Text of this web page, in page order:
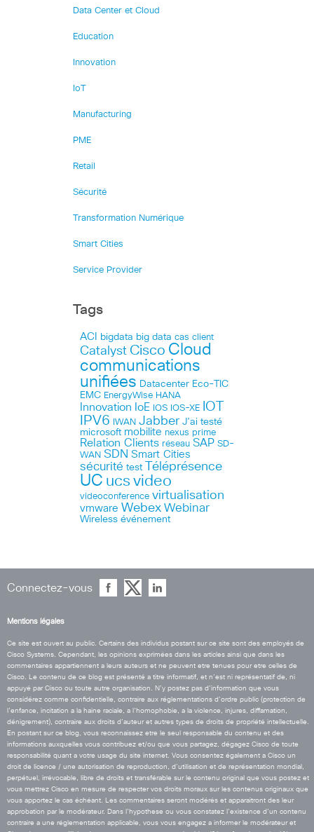
Data Center et Cloud
Education
Innovation
IoT
Manufacturing
PME
Retail
Sécurité
Transformation Numérique
Smart Cities
Service Provider
Tags
ACI bigdata big data cas client
Catalyst Cisco Cloud
communications
unifiées Datacenter Eco-TIC
EMC EnergyWise HANA
Innovation IoE IOS IOS-XE IOT
IPV6 IWAN Jabber J’ai testé
microsoft mobilite nexus prime
Relation Clients réseau SAP SD-
WAN SDN Smart Cities
sécurité test Téléprésence
UC ucs video
videoconference virtualisation
vmware Webex Webinar
Wireless événement
Connectez-vous
Mentions légales
Ce site est ouvert au public. Certains des individus postant sur ce site sont des employés de
Cisco Systems. Cependant, les opinions exprimées dans les articles ainsi que dans les
commentaires appartiennent a leurs auteurs et ne peuvent etre tenues pour etre celles de
Cisco. Le contenu de ce blog est présenté a titre informatif, et n’est ni représentatif de, ni
appuyé par Cisco ou toute autre organisation. N’y postez pas d’information que vous
considérez comme confidentielle, contraire aux réglementations d’ordre public (protection de
l’enfance, incitation a la haine raciale, a l’homophobie, a la violence, injures, diffamation,
dénigrement), contraire aux droits d’auteur et autres types de droits de propriété intellectuelle.
En postant sur ce blog, vous reconnaissez etre le seul responsable du contenu et des
informations auxquelles vous contribuez et/ou que vous partagez, dégagez Cisco de toute
responsabilité quant a votre usage du site internet. Vous consentez également a Cisco un
droit de licence / une autorisation de reproduction, d’utilisation et de représentation mondial,
perpétuel, irrévocable, libre de droits et transférable sur le contenu original que vous postez et
vous mettrez Cisco en mesure de respecter vos droits moraux sur les contenus originaux que
vous apportez le cas échéant. Les commentaires seront modérés et apparaitront des leur
approbation par le modérateur. Dans l’hypothese ou vous constatez l’existence d’un contenu
contraire a une réglementation applicable, vous vous engagez a informer le modérateur et